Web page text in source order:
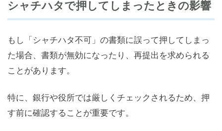
シャチハタで押してしまったときの影響
もし「シャチハタ不可」の書類に誤って押してしまっ
た場合、書類が無効になったり、再提出を求められる
ことがあります。
特に、銀行や役所では厳しくチェックされるため、押
す前に確認することが重要です。